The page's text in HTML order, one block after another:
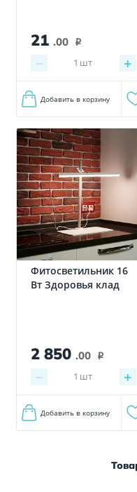
21 .00 i
− +
1 шт
Добавить в корзину
Фитосветильник 16
Вт Здоровья клад
2 850 .00 i
− +
1 шт
Добавить в корзину